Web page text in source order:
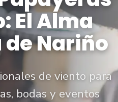
El Alma
Nariño
de viento para
bodas y eventos